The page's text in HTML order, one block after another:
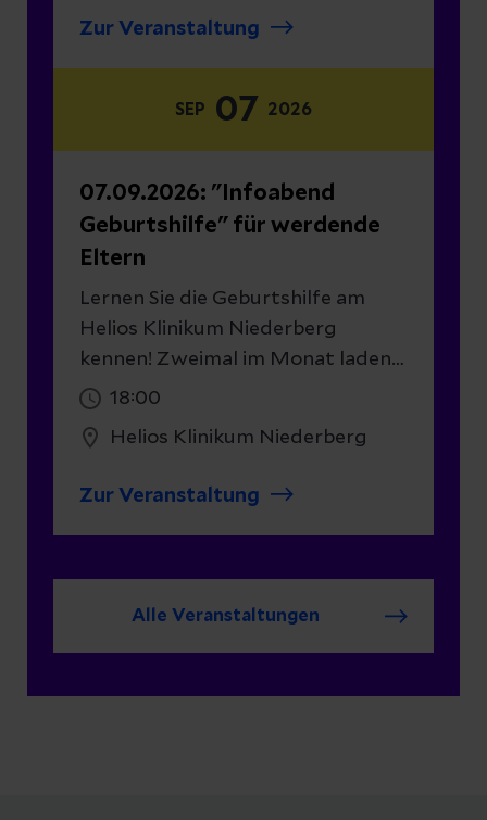
Führung durch unseren Kreißsaal
rundet die
Informationsveranstaltung ab.
Zur Veranstaltung
SEP 07 2026
07.09.2026: "Infoabend
Geburtshilfe" für werdende
Eltern
Lernen Sie die Geburtshilfe am
Helios Klinikum Niederberg
kennen! Zweimal im Monat laden
die Helios Elternschule, das Team
Kinderklinik zu einem Infoabend
Führung durch unseren Kreißsaal
rundet die
18:00
Helios Klinikum Niederberg
Zur Veranstaltung
Alle Veranstaltungen